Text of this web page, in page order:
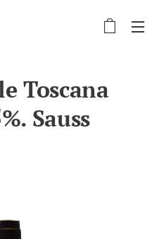
Toscana
Sauss